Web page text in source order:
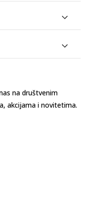
na društvenim
akcijama i novitetima.